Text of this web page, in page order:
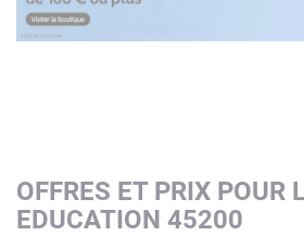
OFFRES ET PRIX POUR
EDUCATION 45200